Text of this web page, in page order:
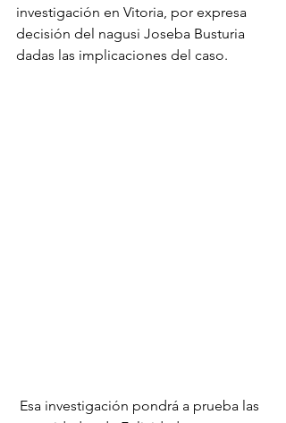
investigación en Vitoria, por expresa
decisión del nagusi Joseba Busturia
dadas las implicaciones del caso.